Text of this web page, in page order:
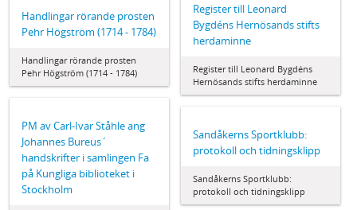
Register till Leonard
Bygdéns Hernösands stifts
herdaminne
Register till Leonard Bygdéns
Hernösands stifts herdaminne
Handlingar rörande prosten
Pehr Högström (1714 - 1784)
Handlingar rörande prosten
Pehr Högström (1714 - 1784)
PM av Carl-Ivar Ståhle ang
Johannes Bureus´
handskrifter i samlingen Fa
på Kungliga biblioteket i
Stockholm
Sandåkerns Sportklubb:
protokoll och tidningsklipp
Sandåkerns Sportklubb:
protokoll och tidningsklipp